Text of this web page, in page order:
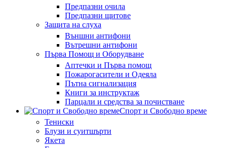
Предпазни очила
Предпазни щитове
Защита на слуха
Външни антифони
Вътрешни антифони
Първа Помощ и Оборудване
Аптечки и Първа помощ
Пожарогасители и Одеяла
Пътна сигнализация
Книги за инструктаж
Парцали и средства за почистване
Спорт и Свободно време
Тениски
Блузи и суитшърти
Якета